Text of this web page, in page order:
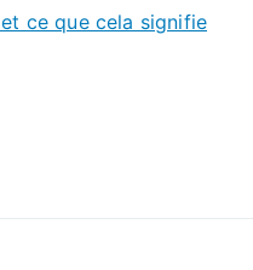
ce que cela signifie